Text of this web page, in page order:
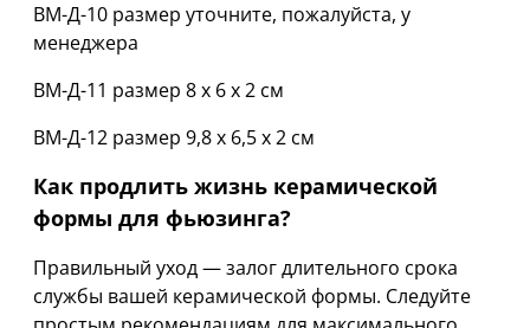
ВМ-Д-10 размер уточните, пожалуйста, у
менеджера
ВМ-Д-11 размер 8 х 6 х 2 см
ВМ-Д-12 размер 9,8 х 6,5 х 2 см
Как продлить жизнь керамической
формы для фьюзинга?
Правильный уход — залог длительного срока
службы вашей керамической формы. Следуйте